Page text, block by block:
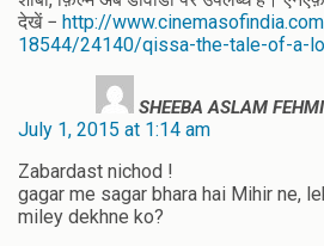
देखें − http://
18544/24140/qissa-the-tale-of-a-
SHEEBA ASLAM FEHMI
July 1, 2015 at 1:14 am
Zabardast nichod !
gagar me sagar bhara hai Mihir ne,
miley dekhne ko?